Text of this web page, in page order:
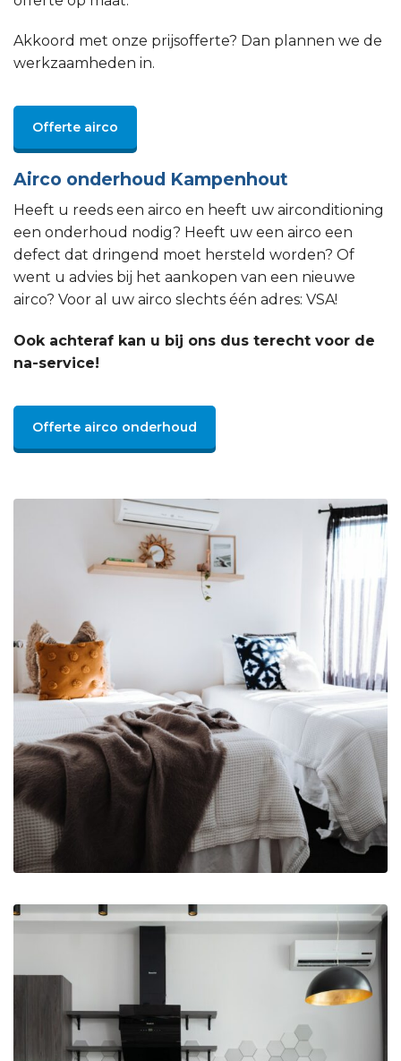
Akkoord met onze prijsofferte? Dan plannen we de
werkzaamheden in.
Offerte airco
Airco onderhoud Kampenhout
Heeft u reeds een airco en heeft uw airconditioning
een onderhoud nodig? Heeft uw een airco een
defect dat dringend moet hersteld worden? Of
went u advies bij het aankopen van een nieuwe
airco? Voor al uw airco slechts één adres: VSA!
Ook achteraf kan u bij ons dus terecht voor de
na-service!
Offerte airco onderhoud